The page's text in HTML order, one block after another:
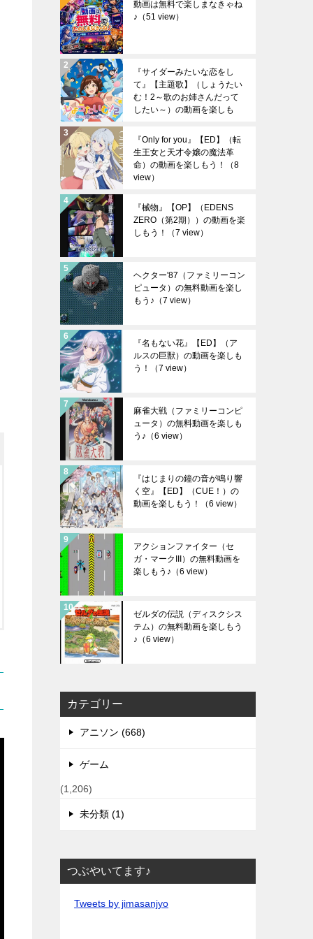
動画は無料で楽しまなきゃね
♪ （51 view）
『サイダーみたいな恋をし
て』【主題歌】（しょうたい
む！2～歌のお姉さんだって
したい～）の動画を楽しも
『Only for you』【ED】（転
生王女と天才令嬢の魔法革
命）の動画を楽しもう！
（8
view）
『械物』【OP】（EDENS
ZERO（第2期））の動画を楽
しもう！
（7 view）
ヘクター'87（ファミリーコン
ピュータ）の無料動画を楽し
もう♪ （7 view）
『名もない花』【ED】（ア
ルスの巨獣）の動画を楽しも
う！
（7 view）
麻雀大戦（ファミリーコンピ
ュータ）の無料動画を楽しも
う♪ （6 view）
『はじまりの鐘の音が鳴り響
く空』【ED】（CUE！）の
動画を楽しもう！
（6 view）
アクションファイター（セ
ガ・マークIII）の無料動画を
楽しもう♪ （6 view）
ゼルダの伝説（ディスクシス
テム）の無料動画を楽しもう
♪ （6 view）
カテゴリー
アニソン (668)
ゲーム
(1,206)
未分類 (1)
つぶやいてます♪
Tweets by jimasanjyo